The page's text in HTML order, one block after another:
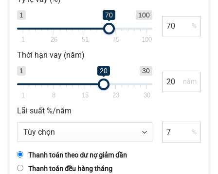
1 100
70
1 26 51 75 100
%
Thời hạn vay (năm)
1 30
20
1 8 15 23 30
năm
Lãi suất %/năm
%
Thanh toán theo dư nợ giảm dần
Thanh toán đều hàng tháng